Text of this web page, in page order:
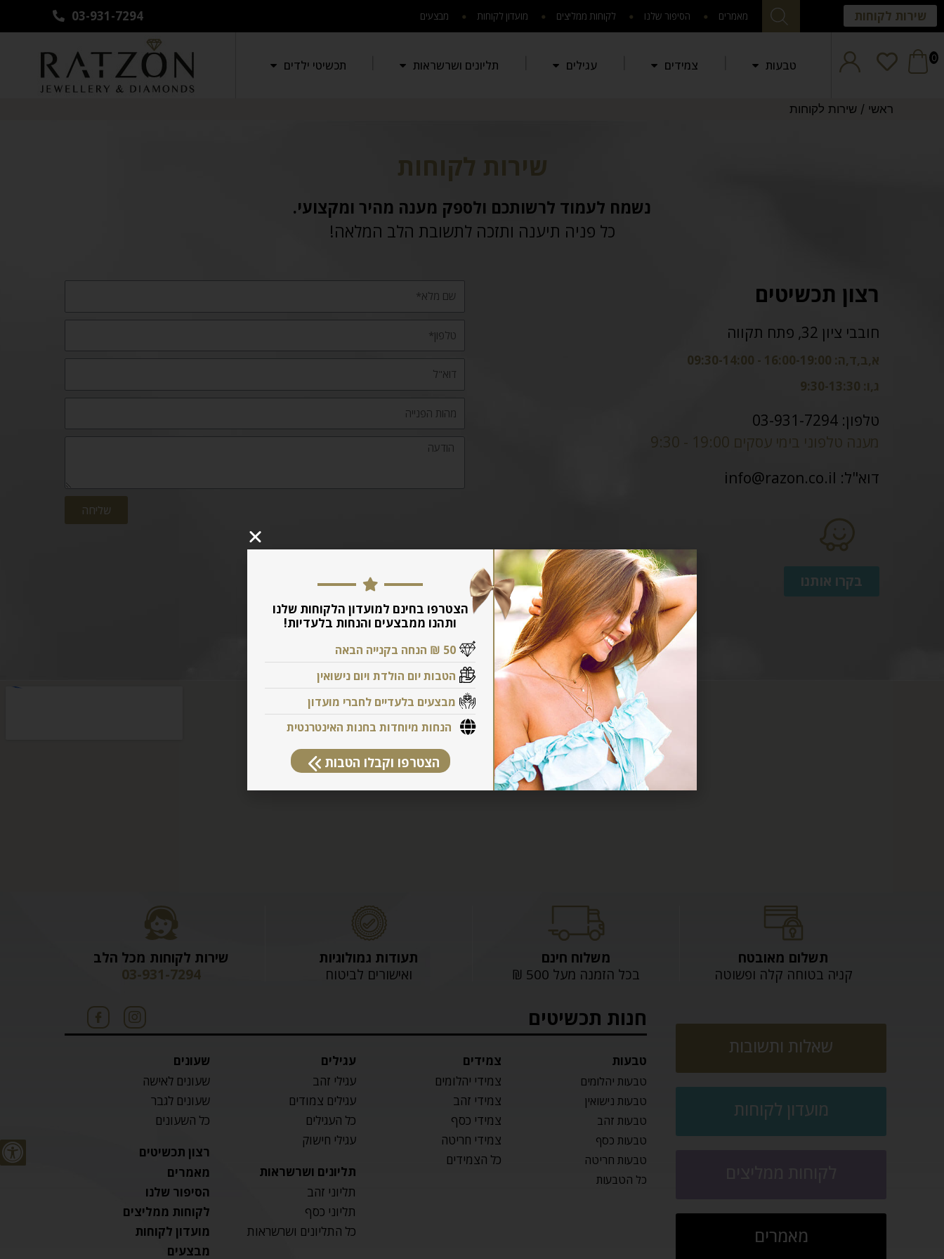
שירות לקוחות מאמרים הסיפור שלנו לקוחות ממליצים מועדון לקוחות מבצעים 03-931-7294
0 טבעות צמידים עגילים תליונים ושרשראות תכשיטי ילדים
ראשי / שירות לקוחות
שירות לקוחות
נשמח לעמוד לרשותכם ולספק מענה מהיר ומקצועי.
כל פניה תיענה ותזכה לתשובת הלב המלאה!
רצון תכשיטים
חובבי ציון 32, פתח תקווה
א,ב,ד,ה: 16:00-19:00 - 09:30-14:00
ג,ו: 9:30-13:30
טלפון: 03-931-7294
מענה טלפוני בימי עסקים 19:00 - 9:30
דוא"ל: info@razon.co.il
בקרו אותנו
שליחה
תשלום מאובטח
קניה בטוחה קלה ופשוטה
משלוח חינם
בכל הזמנה מעל 500 ₪
תעודות גמולוגיות
ואישורים לביטוח
שירות לקוחות מכל הלב
03-931-7294
שאלות ותשובות
מועדון לקוחות
מאמרים
חנות תכשיטים
טבעות
טבעות יהלומים
טבעות נישואין
טבעות זהב
טבעות כסף
טבעות חריטה
כל הטבעות
צמידים
צמידי יהלומים
צמידי זהב
צמידי כסף
צמידי חריטה
כל הצמידים
עגילים
עגילי זהב
עגילים צמודים
כל העגילים
עגילי חישוק
תליונים ושרשראות
תליוני זהב
תליוני כסף
כל התליונים ושרשראות
שעונים
שעונים לאישה
שעונים לגבר
כל השעונים
רצון תכשיטים
מאמרים
הסיפור שלנו
לקוחות ממליצים
מועדון לקוחות
מבצעים
הצטרפו בחינם למועדון הלקוחות שלנו
ותהנו ממבצעים והנחות בלעדיות!
50 ₪ הנחה בקנייה הבאה
הטבות יום הולדת ויום נישואין
מבצעים בלעדיים לחברי מועדון
הנחות מיוחדות בחנות האינטרנטית
הצטרפו וקבלו הטבות